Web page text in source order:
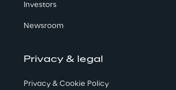
Investors
Newsroom
Privacy & legal
Privacy & Cookie Policy